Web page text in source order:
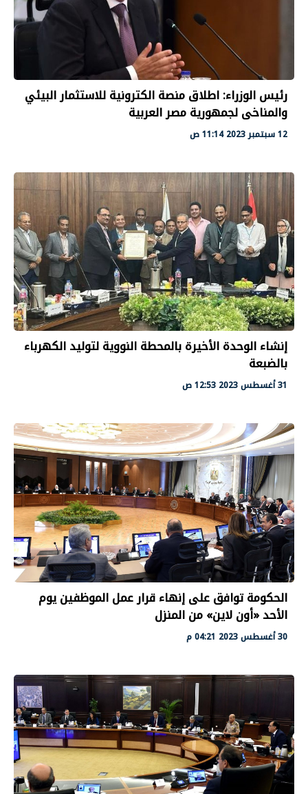
رئيس الوزراء: اطلاق منصة الكترونية للاستثمار البيئي
والمناخى لجمهورية مصر العربية
12 سبتمبر 2023 11:14 ص
إنشاء الوحدة الأخيرة بالمحطة النووية لتوليد الكهرباء
بالضبعة
31 أغسطس 2023 12:53 ص
الحكومة توافق على إنهاء قرار عمل الموظفين يوم
الأحد «أون لاين» من المنزل
30 أغسطس 2023 04:21 م